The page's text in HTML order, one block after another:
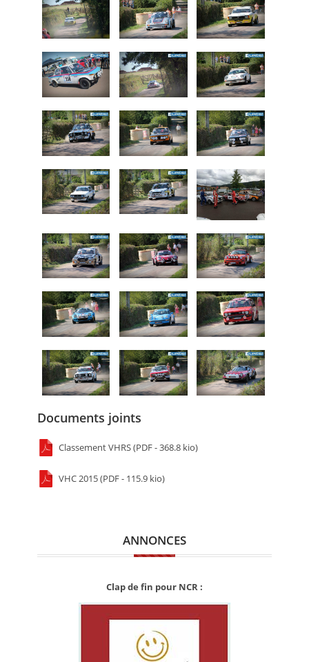
Documents joints
Classement VHRS (PDF - 368.8 kio)
VHC 2015 (PDF - 115.9 kio)
ANNONCES
Clap de fin pour NCR :